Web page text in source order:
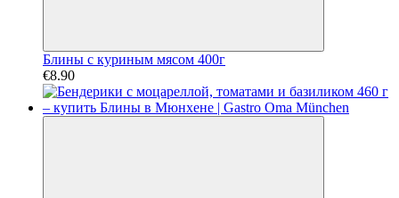
Блины с куриным мясом 400г
€8.90